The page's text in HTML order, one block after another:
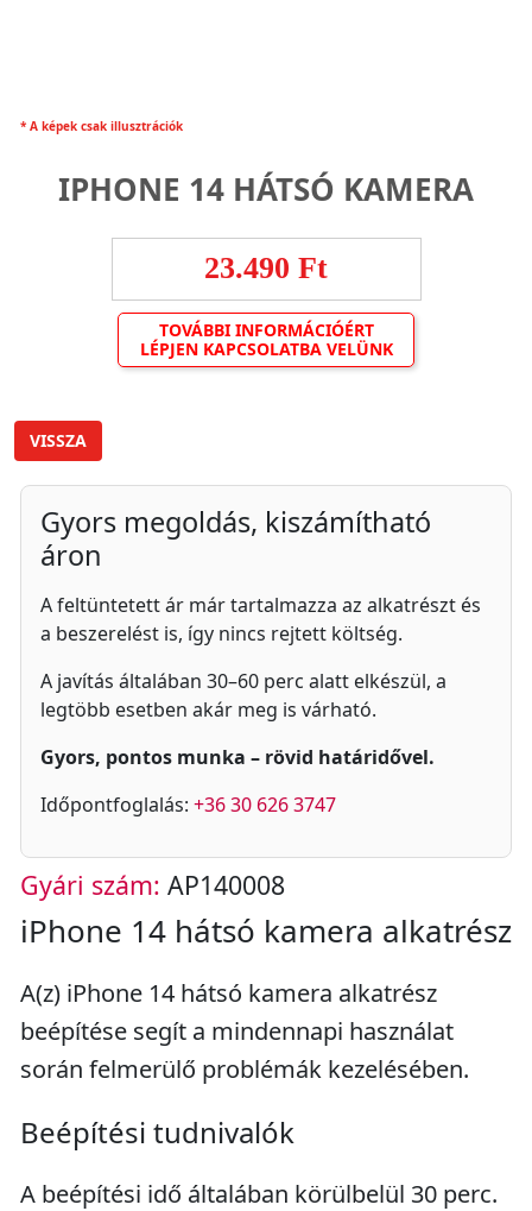
* A képek csak illusztrációk
IPHONE 14 HÁTSÓ KAMERA
23.490 Ft
TOVÁBBI INFORMÁCIÓÉRT
LÉPJEN KAPCSOLATBA VELÜNK
VISSZA
Gyors megoldás, kiszámítható
áron
A feltüntetett ár már tartalmazza az alkatrészt és
a beszerelést is, így nincs rejtett költség.
A javítás általában 30–60 perc alatt elkészül, a
legtöbb esetben akár meg is várható.
Gyors, pontos munka – rövid határidővel.
Időpontfoglalás: +36 30 626 3747
Gyári szám: AP140008
iPhone 14 hátsó kamera alkatrész
A(z) iPhone 14 hátsó kamera alkatrész
beépítése segít a mindennapi használat
során felmerülő problémák kezelésében.
Beépítési tudnivalók
A beépítési idő általában körülbelül 30 perc.